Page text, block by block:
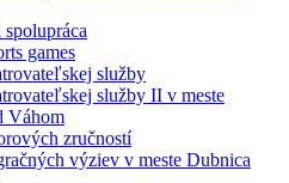
games
služby
služby II v meste
Váhom
zručností
výziev v meste Dubnica